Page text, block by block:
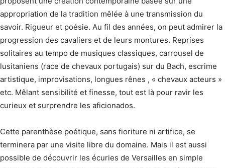
appropriation de la tradition mêlée à une transmission du
savoir. Rigueur et poésie. Au fil des années, on peut admirer la
progression des cavaliers et de leurs montures. Reprises
solitaires au tempo de musiques classiques, carrousel de
lusitaniens (race de chevaux portugais) sur du Bach, escrime
artistique, improvisations, longues rênes , « chevaux acteurs »
etc. Mêlant sensibilité et finesse, tout est là pour ravir les
curieux et surprendre les aficionados.
Cette parenthèse poétique, sans fioriture ni artifice, se
terminera par une visite libre du domaine. Mais il est aussi
possible de découvrir les écuries de Versailles en simple